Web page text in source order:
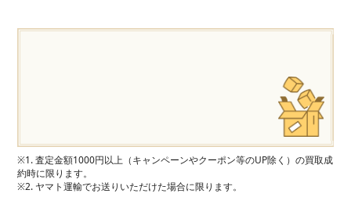
※1. 査定金額1000円以上（キャンペーンやクーポン等のUP除く）の買取成
約時に限ります。
※2. ヤマト運輸でお送りいただけた場合に限ります。